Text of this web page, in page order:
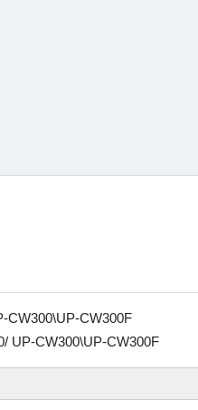
CW300\UP-CW300F
UP-CW300\UP-CW300F